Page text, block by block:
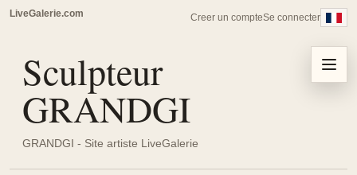
LiveGalerie.com Creer un compteSe connecter
Sculpteur
GRANDGI
GRANDGI - Site artiste LiveGalerie
Menu